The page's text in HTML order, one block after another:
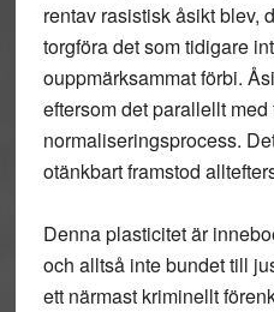
rentav rasistisk åsikt blev,
torgföra det som tidigare
ouppmärksammat förbi.
eftersom det parallellt
normaliseringsprocess.
otänkbart framstod
Denna plasticitet är
och alltså inte bundet till
ett närmast kriminellt